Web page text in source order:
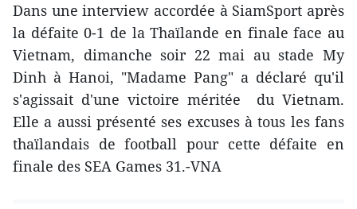
Dans une interview accordée à SiamSport après
la défaite 0-1 de la Thaïlande en finale face au
Vietnam, dimanche soir 22 mai au stade My
Dinh à Hanoi, "Madame Pang" a déclaré qu'il
s'agissait d'une victoire méritée
du Vietnam.
Elle a aussi présenté ses excuses à tous les fans
thaïlandais de football pour cette défaite en
finale des SEA Games 31.-VNA